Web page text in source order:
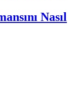
Nasıl